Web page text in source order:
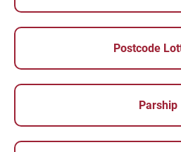
Postcode
Parship